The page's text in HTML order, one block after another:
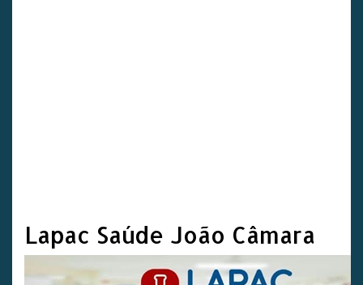
Lapac Saúde João Câmara